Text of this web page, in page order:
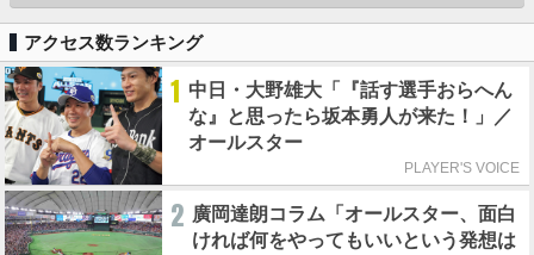
アクセス数ランキング
1 中日・大野雄大「『話す選手おらへん
な』と思ったら坂本勇人が来た！」／
オールスター
PLAYER'S VOICE
2 廣岡達朗コラム「オールスター、面白
ければ何をやってもいいという発想は